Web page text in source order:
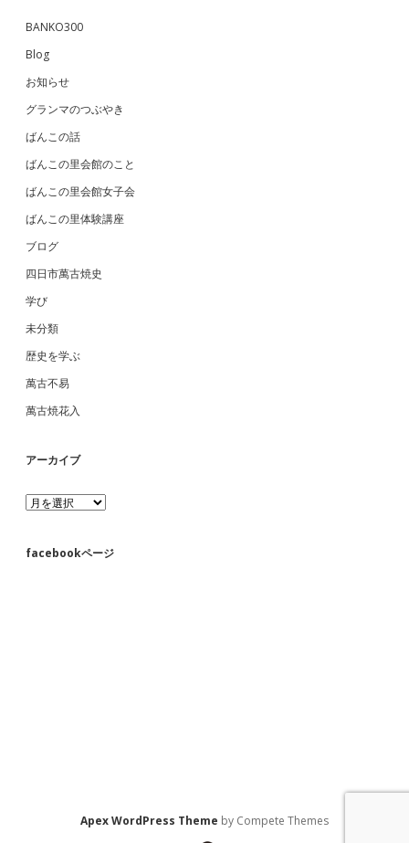
BANKO300
Blog
お知らせ
グランマのつぶやき
ばんこの話
ばんこの里会館のこと
ばんこの里会館女子会
ばんこの里体験講座
ブログ
四日市萬古焼史
学び
未分類
歴史を学ぶ
萬古不易
萬古焼花入
アーカイブ
ア
ー
イ
facebookページ
Apex WordPress Theme by Compete Themes